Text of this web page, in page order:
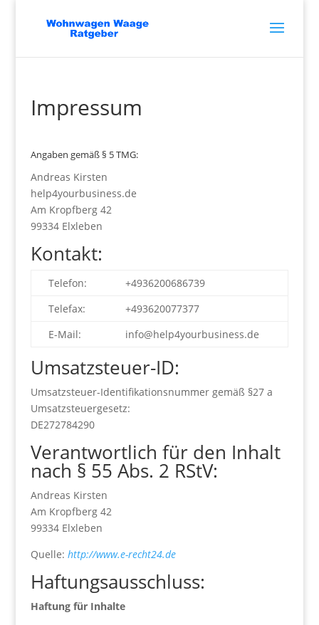
Impressum
Angaben gemäß § 5 TMG:
Andreas Kirsten
help4yourbusiness.de
Am Kropfberg 42
99334 Elxleben
Kontakt:
Telefon:
+4936200686739
Telefax:
+493620077377
E-Mail:
info@help4yourbusiness.de
Umsatzsteuer-ID:
Umsatzsteuer-Identifikationsnummer gemäß §27 a
Umsatzsteuergesetz:
DE272784290
Verantwortlich für den Inhalt
nach § 55 Abs. 2 RStV:
Andreas Kirsten
Am Kropfberg 42
99334 Elxleben
Quelle: http://www.e-recht24.de
Haftungsausschluss:
Haftung für Inhalte